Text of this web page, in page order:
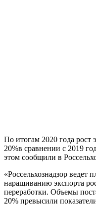
По итогам 2020 года рост
20%в сравнении с 2019
этом сообщили в
«Россельхознадзор ведет
наращиванию экспорта
переработки. Объемы
20% превысили